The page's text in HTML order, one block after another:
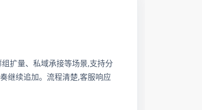
扩量、私域承接等场景,支持分
继续追加。流程清楚,客服响应